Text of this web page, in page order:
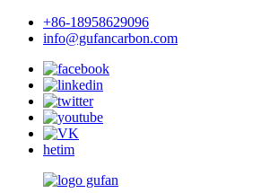
+86-18958629096
info@gufancarbon.com
hetim